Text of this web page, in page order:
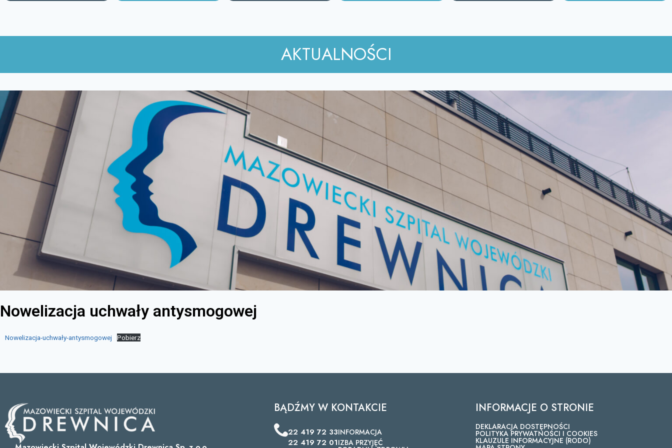
AKTUALNOŚCI
Nowelizacja uchwały antysmogowej
Nowelizacja-uchwały-antysmogowej Pobierz
BĄDŹMY W KONTAKCIE
22 419 72 33INFORMACJA
22 419 72 01IZBA PRZYJĘĆ
INFORMACJE O STRONIE
DEKLARACJA DOSTĘPNOŚCI
POLITYKA PRYWATNOŚCI I COOKIES
KLAUZULE INFORMACYJNE (RODO)